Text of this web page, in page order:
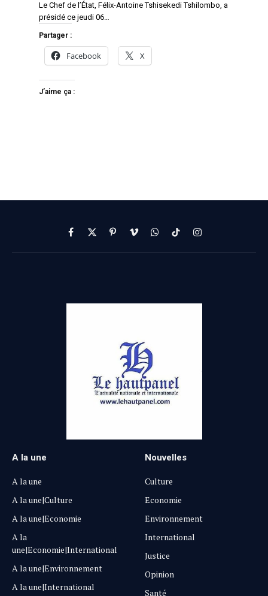
Le Chef de l’État, Félix-Antoine Tshisekedi Tshilombo, a
présidé ce jeudi 06…
Partager :
Facebook X
J’aime ça :
Facebook
X
(Twitter)
PinterestVimeoWhatsApp
TikTokInstagram
A la une
A la une
A la une|Culture
A la une|Economie
A la
une|Economie|International
A la une|Environnement
A la une|International
Nouvelles
Culture
Economie
Environnement
International
Justice
Opinion
Santé